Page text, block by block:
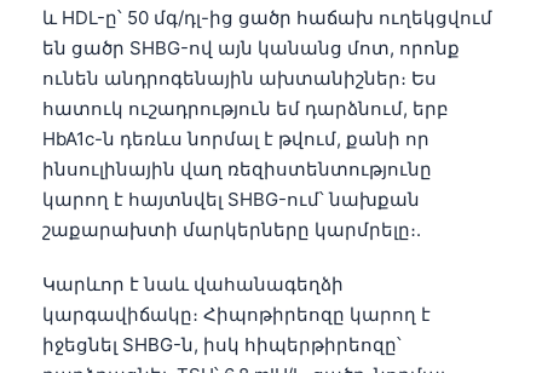
և HDL-ը՝ 50 մգ/դլ-ից ցածր հաճախ ուղեկցվում
են ցածր SHBG-ով այն կանանց մոտ, որոնք
ունեն անդրոգենային ախտանիշներ։ Ես
հատուկ ուշադրություն եմ դարձնում, երբ
HbA1c-ն դեռևս նորմալ է թվում, քանի որ
ինսուլինային վաղ ռեզիստենտությունը
կարող է հայտնվել SHBG-ում՝ նախքան
շաքարախտի մարկերները կարմրելը։.
Կարևոր է նաև վահանագեղձի
կարգավիճակը։ Հիպոթիրեոզը կարող է
իջեցնել SHBG-ն, իսկ հիպերթիրեոզը՝
ಕನ್ನಡ
മലയാളം
Tiếng Việt
Tagalog
ไทย
ဗမာစာ
ភាសាខ្មែរ
Kiswahili